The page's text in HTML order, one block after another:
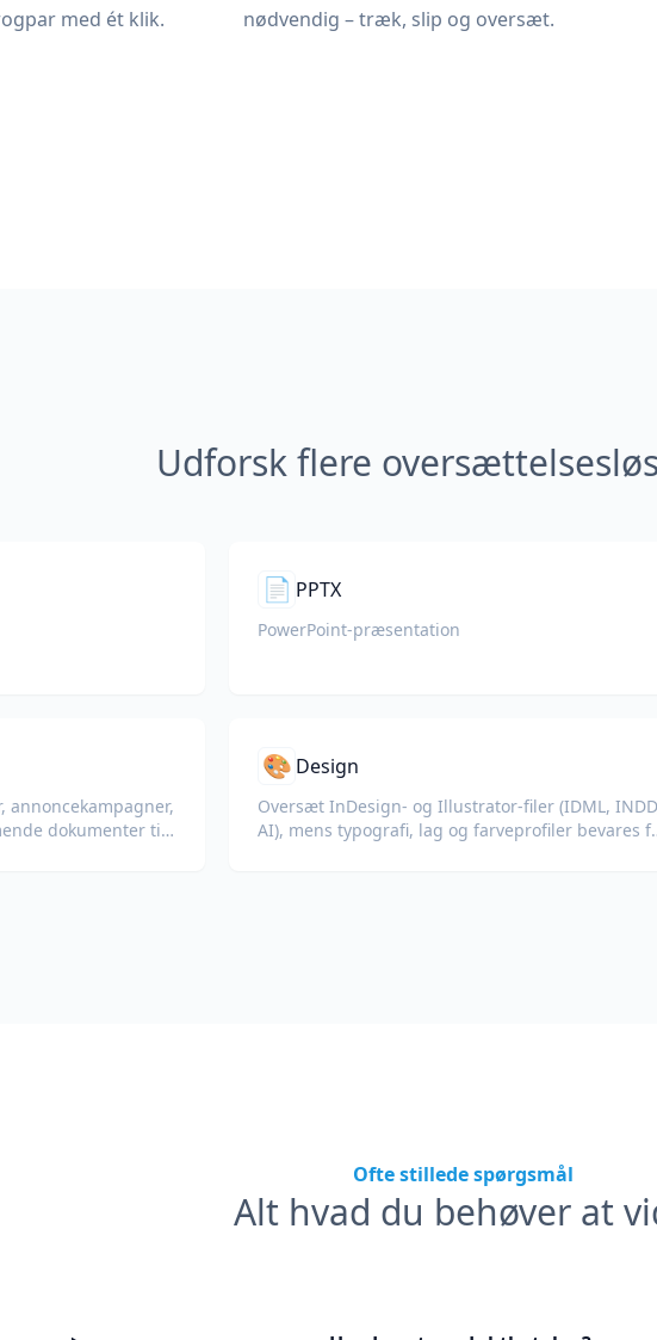
med ét klik.
nødvendig – træk, slip og oversæt.
Udforsk flere
📄 PPTX
PowerPoint-præsentation
dokumenter til
🎨 Design
Oversæt InDesign- og Illustrator-filer (IDML,
AI), mens typografi, lag og farveprofiler bevares
Ofte stillede spørgsmål
Alt hvad du behøver at